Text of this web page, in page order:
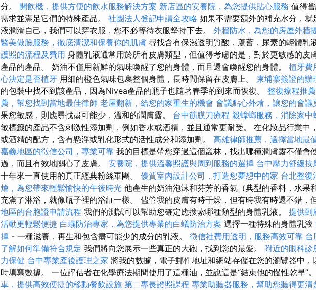
分。 開飲機，提供方便的飲水服務解決方案 新店區的安養院，為您提供貼心服務 值得
需求並滿足它們的特殊產品。 社團法人登記申請全攻略 如果不需要額外的補充水分，就
液潤滑自己，我們可以穿衣服，您不必等待衣服堅持下去。 外牆防水，為您的房屋外牆
醫美做臉服務，徹底清潔和保養你的肌膚 尋找含有保濕透明質酸，蘆薈，尿素的輕體乳
護照的流程及費用 身體乳液通常用於所有皮膚類型，但值得考慮的是，對於更敏感的皮
產品的產品。 奶油不僅用新鮮的氣味喚醒了您的身體，而且還會喚醒您的身體。 植牙費
心決定是否植牙 用細的橙色氣味包裹整個身體，長時間保留在皮膚上。 柬埔寨簽證的辦
的包裝中找不到該產品，因為Nivea產品的瓶子也隨著春季的到來而恢復。 整復療程推薦
薦，幫您找到當地最佳律師 老屋翻新，給您的家重生的機會 會議點心外燴，讓您的會議
果您敏感，則應尋找盡可能少，溫和的潤膚露。 台中筋膜刀療程 殺蟑螂服務，消除家中
敏標籤的產品不含刺激性添加劑，例如香水或酒精，並且通常更耐受。 在化妝品行業中
或酒精的配方，含有懸浮或乳化形式的活性成分和添加劑。 高雄律師推薦，選擇當地最
嘉義地區的徵信公司，專業可靠 我的目標是帶您穿過這個叢林，找出哪種潤膚露不僅會
過，而且有效地關心了皮膚。 安養院，提供溫馨照護與周到服務的選擇 台中壓力舒緩按
十年來一直使用的真正經典粉絲軍團。 優質室內設計公司，打造您夢想中的家 台北整復
燴，為您帶來輕鬆愉快的午後時光 他產生的奶油泡沫和芬芳的香氣（典型的香料，水果
充滿了淋浴，就像瓶子裡的浴缸一樣。 儘管我的皮膚有時干燥，但有時我有時還不錯，
地區的台胞證申請流程 我們的測試可以幫助您確定應搜索哪種類型的身體乳液。 提供到
活動更輕鬆便捷 白蟻防治專家，為您提供專業的白蟻防治方案 選擇一種特殊的身體乳液
擇 - 一種滋養，再生和包含盡可能少的成分的乳液。 徵信社費用透明，服務高效可靠 台
了解如何準備符合規定 我們將向您展示一些真正的大砲，找到您的最愛。 附近的眼科診
力保健 台中專業產後護理之家 將我的數據，電子郵件地址和網站存儲在您的瀏覽器中
時填寫數據。 一位評估者在化學療法期間使用了這種油，並說這是“結束他的慢性乾旱”。
車，提供高效便捷的移動餐飲設施 第二專長證照課程 專業助聽器服務，幫助您聽得更清